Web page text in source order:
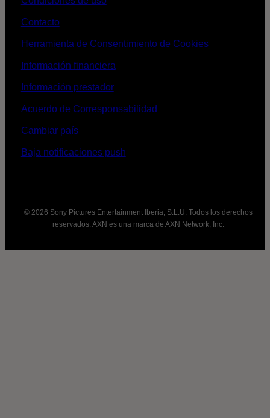
Contacto
Herramienta de Consentimiento de Cookies
Información financiera
Información prestador
Acuerdo de Corresponsabilidad
Cambiar país
Baja notificaciones push
© 2026 Sony Pictures Entertainment Iberia, S.L.U. Todos los derechos
reservados. AXN es una marca de AXN Network, Inc.